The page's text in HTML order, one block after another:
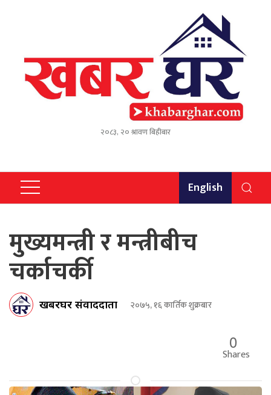
२०८३, २० श्रावण बिहीबार
English
मुख्यमन्त्री र मन्त्रीबीच
चर्काचर्की
खबरघर संवाददाता २०७५, १६ कार्तिक शुक्रबार
0
Shares